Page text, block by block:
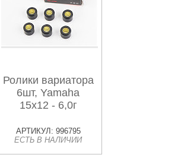
Ролики вариатора
6шт, Yamaha
15x12 - 6,0г
АРТИКУЛ: 996795
ЕСТЬ В НАЛИЧИИ